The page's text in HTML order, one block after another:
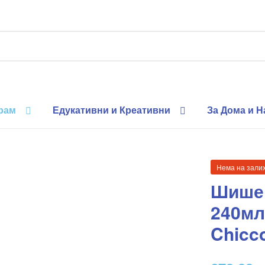
Едукативни и Креативни За Дома и
Нема на
Шише